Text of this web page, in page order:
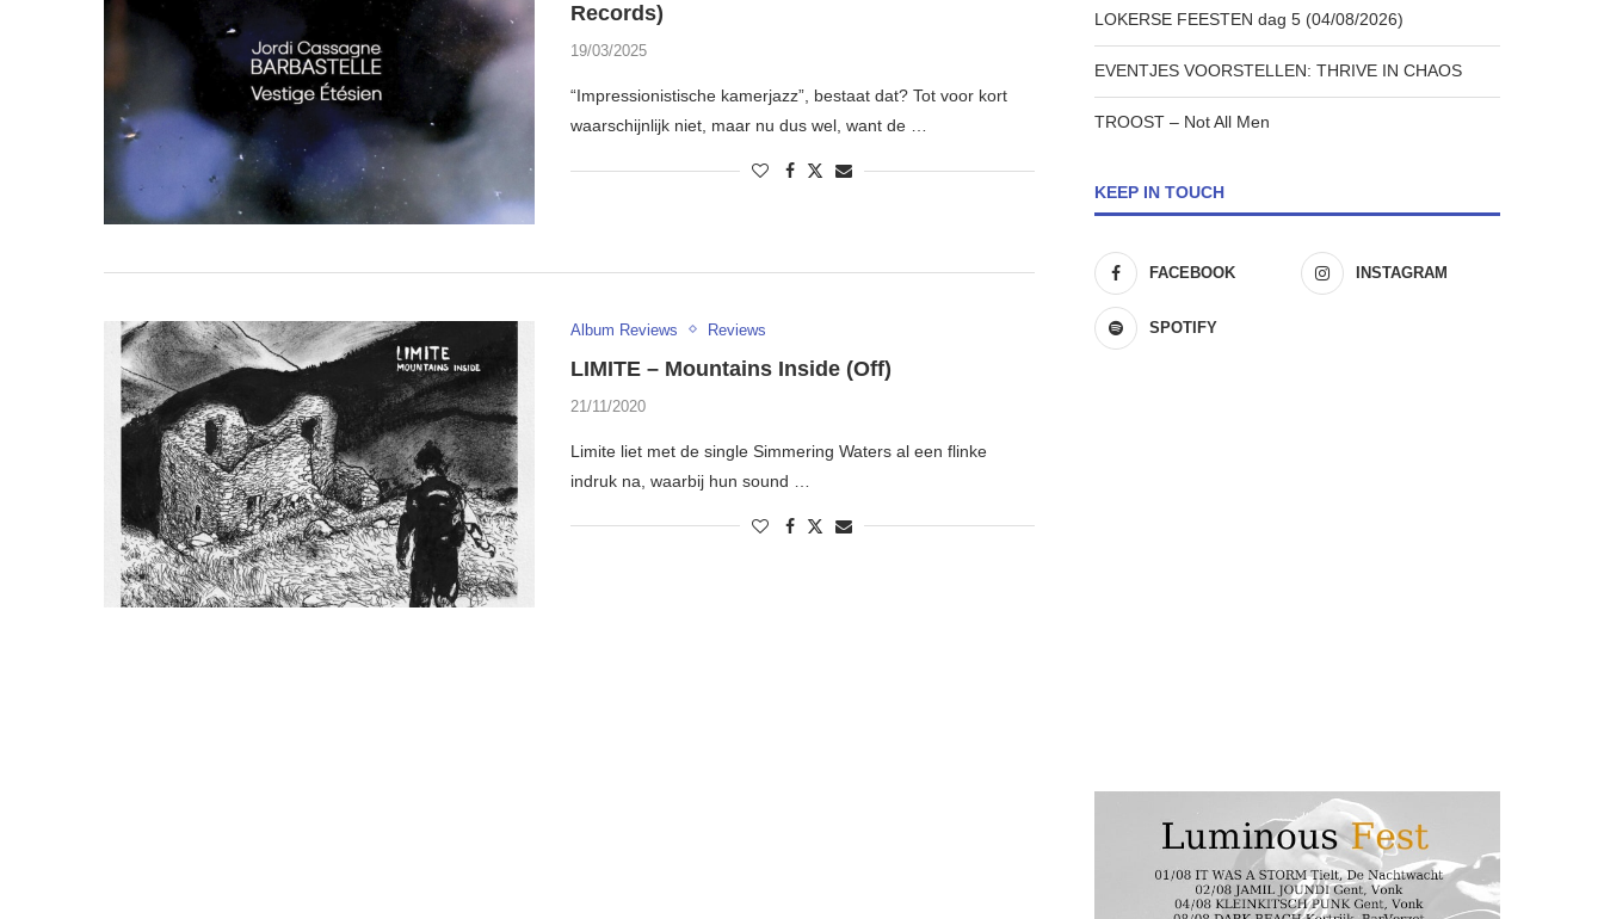
Records)
19/03/2025
“Impressionistische kamerjazz”, bestaat dat? Tot voor kort
waarschijnlijk niet, maar nu dus wel, want de …
Album Reviews Reviews
LIMITE – Mountains Inside (Off)
21/11/2020
Limite liet met de single Simmering Waters al een flinke
indruk na, waarbij hun sound …
LOKERSE FEESTEN dag 5 (04/08/2026)
EVENTJES VOORSTELLEN: THRIVE IN CHAOS
TROOST – Not All Men
KEEP IN TOUCH
FACEBOOK INSTAGRAM
SPOTIFY